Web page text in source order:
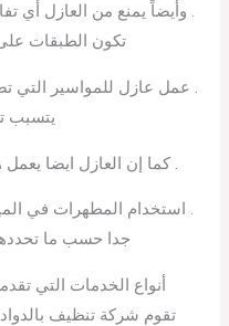
. وأيضاً يمنع من العازل أي
تكون الطبقات على
. عمل عازل للمواسير التي
يتسبب
. كما إن العازل ايضا
. استخدام المطهرات في
جدا حسب ما
أنواع الخدمات التي
تقوم شركة تنظيف